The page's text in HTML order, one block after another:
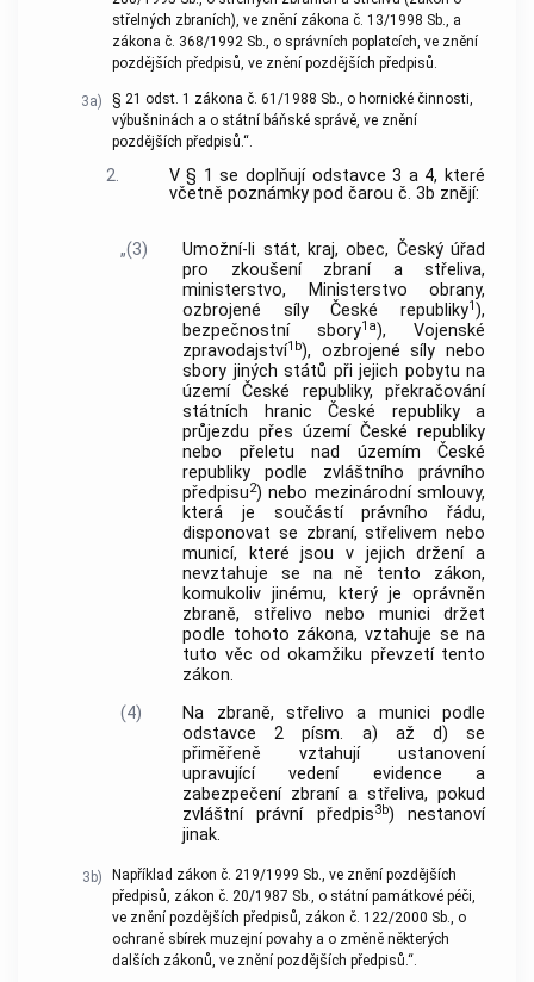
střelných zbraních), ve znění zákona č. 13/1998 Sb., a
zákona č. 368/1992 Sb., o správních poplatcích, ve znění
pozdějších předpisů, ve znění pozdějších předpisů.
3a)
§ 21 odst. 1 zákona č. 61/1988 Sb., o hornické činnosti,
výbušninách a o státní báňské správě, ve znění
pozdějších předpisů.“.
2.
V § 1 se doplňují odstavce 3 a 4, které
včetně poznámky pod čarou č. 3b znějí:
„(3)
Umožní-li stát, kraj, obec, Český úřad
pro zkoušení zbraní a střeliva,
ministerstvo, Ministerstvo obrany,
ozbrojené síly České republiky1),
bezpečnostní sbory1a), Vojenské
zpravodajství1b), ozbrojené síly nebo
sbory jiných států při jejich pobytu na
území České republiky, překračování
státních hranic České republiky a
průjezdu přes území České republiky
nebo přeletu nad územím České
republiky podle zvláštního právního
předpisu2) nebo mezinárodní smlouvy,
která je součástí právního řádu,
disponovat se zbraní, střelivem nebo
municí, které jsou v jejich držení a
nevztahuje se na ně tento zákon,
komukoliv jinému, který je oprávněn
zbraně, střelivo nebo munici držet
podle tohoto zákona, vztahuje se na
tuto věc od okamžiku převzetí tento
zákon.
(4)
Na zbraně, střelivo a munici podle
odstavce 2 písm. a) až d) se
přiměřeně vztahují ustanovení
upravující vedení evidence a
zabezpečení zbraní a střeliva, pokud
zvláštní právní předpis3b) nestanoví
jinak.
3b)
Například zákon č. 219/1999 Sb., ve znění pozdějších
předpisů, zákon č. 20/1987 Sb., o státní památkové péči,
ve znění pozdějších předpisů, zákon č. 122/2000 Sb., o
ochraně sbírek muzejní povahy a o změně některých
dalších zákonů, ve znění pozdějších předpisů.“.